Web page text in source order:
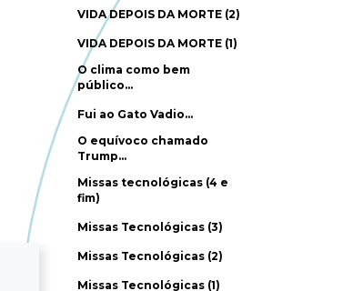
VIDA DEPOIS DA MORTE (2)
VIDA DEPOIS DA MORTE (1)
O clima como bem
público…
Fui ao Gato Vadio…
O equívoco chamado
Trump…
Missas tecnológicas (4 e
fim)
Missas Tecnológicas (3)
Missas Tecnológicas (2)
Missas Tecnológicas (1)